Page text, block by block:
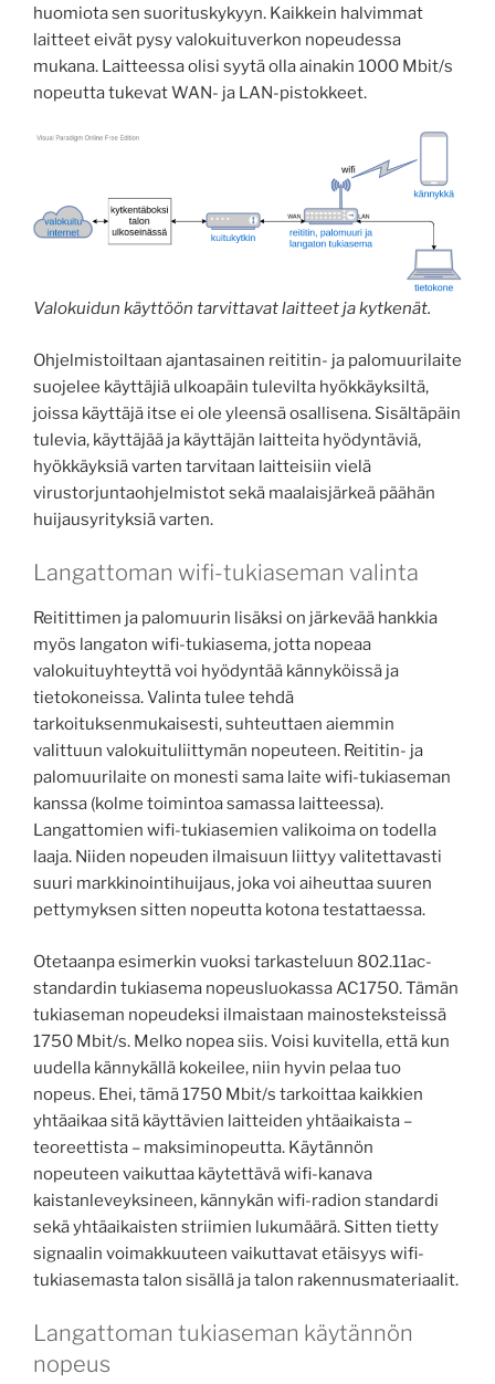
huomiota sen suorituskykyyn. Kaikkein halvimmat
laitteet eivät pysy valokuituverkon nopeudessa
mukana. Laitteessa olisi syytä olla ainakin 1000 Mbit/s
nopeutta tukevat WAN- ja LAN-pistokkeet.
Valokuidun käyttöön tarvittavat laitteet ja kytkenät.
Ohjelmistoiltaan ajantasainen reititin- ja palomuurilaite
suojelee käyttäjiä ulkoapäin tulevilta hyökkäyksiltä,
joissa käyttäjä itse ei ole yleensä osallisena. Sisältäpäin
tulevia, käyttäjää ja käyttäjän laitteita hyödyntäviä,
hyökkäyksiä varten tarvitaan laitteisiin vielä
virustorjuntaohjelmistot sekä maalaisjärkeä päähän
huijausyrityksiä varten.
Langattoman wifi-tukiaseman valinta
Reitittimen ja palomuurin lisäksi on järkevää hankkia
myös langaton wifi-tukiasema, jotta nopeaa
valokuituyhteyttä voi hyödyntää kännyköissä ja
tietokoneissa. Valinta tulee tehdä
tarkoituksenmukaisesti, suhteuttaen aiemmin
valittuun valokuituliittymän nopeuteen. Reititin- ja
palomuurilaite on monesti sama laite wifi-tukiaseman
kanssa (kolme toimintoa samassa laitteessa).
Langattomien wifi-tukiasemien valikoima on todella
laaja. Niiden nopeuden ilmaisuun liittyy valitettavasti
suuri markkinointihuijaus, joka voi aiheuttaa suuren
pettymyksen sitten nopeutta kotona testattaessa.
Otetaanpa esimerkin vuoksi tarkasteluun 802.11ac-
standardin tukiasema nopeusluokassa AC1750. Tämän
tukiaseman nopeudeksi ilmaistaan mainosteksteissä
1750 Mbit/s. Melko nopea siis. Voisi kuvitella, että kun
uudella kännykällä kokeilee, niin hyvin pelaa tuo
nopeus. Ehei, tämä 1750 Mbit/s tarkoittaa kaikkien
yhtäaikaa sitä käyttävien laitteiden yhtäaikaista –
teoreettista – maksiminopeutta. Käytännön
nopeuteen vaikuttaa käytettävä wifi-kanava
kaistanleveyksineen, kännykän wifi-radion standardi
sekä yhtäaikaisten striimien lukumäärä. Sitten tietty
signaalin voimakkuuteen vaikuttavat etäisyys wifi-
tukiasemasta talon sisällä ja talon rakennusmateriaalit.
Langattoman tukiaseman käytännön
nopeus